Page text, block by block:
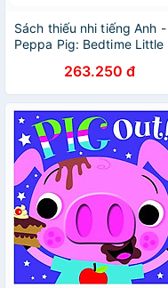
Sách thiếu nhi tiếng Anh -
Peppa Pig: Bedtime Little
263.250 đ